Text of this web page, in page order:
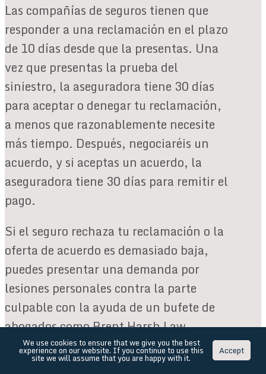
Las compañías de seguros tienen que
responder a una reclamación en el plazo
de 10 días desde que la presentas. Una
vez que presentas la prueba del
siniestro, la aseguradora tiene 30 días
para aceptar o denegar tu reclamación,
a menos que razonablemente necesite
más tiempo. Después, negociaréis un
acuerdo, y si aceptas un acuerdo, la
aseguradora tiene 30 días para remitir el
pago.
Si el seguro rechaza tu reclamación o la
oferta de acuerdo es demasiado baja,
puedes presentar una demanda por
lesiones personales contra la parte
culpable con la ayuda de un bufete de
abogados como Brent Harsh Law.
We use cookies to ensure that we give you the best
experience on our website. If you continue to use this
site we will assume that you are happy with it.
Accept